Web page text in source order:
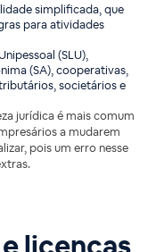
simplificada, que
para atividades
(SLU),
(SA), cooperativas,
societários e
jurídica é mais comum
a mudarem
pois um erro nesse